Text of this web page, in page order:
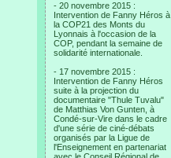
- 20 novembre 2015 :
Intervention de Fanny Héros à
la COP21 des Monts du
Lyonnais à l'occasion de la
COP, pendant la semaine de
solidarité internationale.
- 17 novembre 2015 :
Intervention de Fanny Héros
suite à la projection du
documentaire "Thule Tuvalu"
de Matthias Von Gunten, à
Condé-sur-Vire dans le cadre
d'une série de ciné-débats
organisés par la Ligue de
l'Enseignement en partenariat